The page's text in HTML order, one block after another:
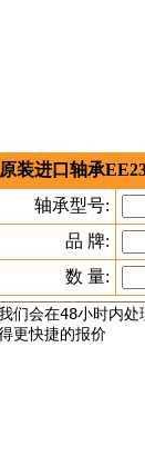
原装进口轴承
轴承型号:
品 牌:
数 量: